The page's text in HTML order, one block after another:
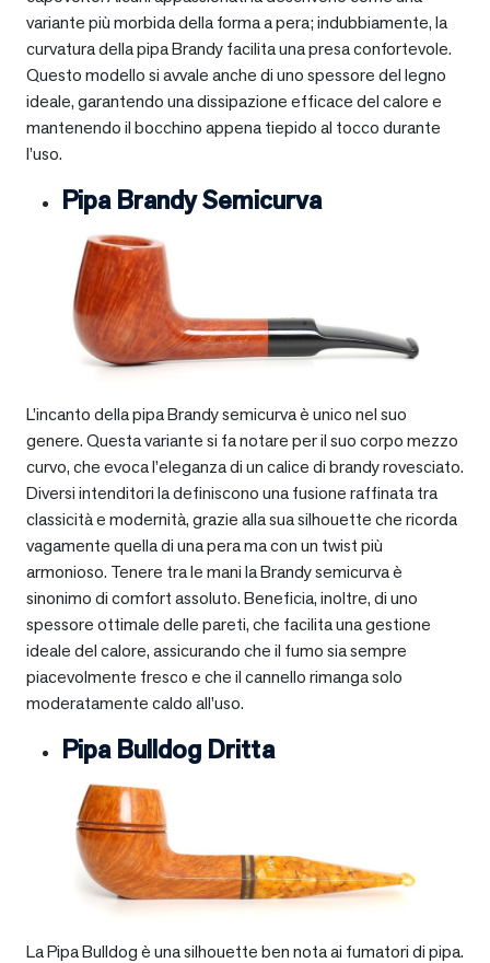
variante più morbida della forma a pera; indubbiamente, la
curvatura della pipa Brandy facilita una presa confortevole.
Questo modello si avvale anche di uno spessore del legno
ideale, garantendo una dissipazione efficace del calore e
mantenendo il bocchino appena tiepido al tocco durante
l’uso.
Pipa Brandy Semicurva
L’incanto della pipa Brandy semicurva è unico nel suo
genere. Questa variante si fa notare per il suo corpo mezzo
curvo, che evoca l’eleganza di un calice di brandy rovesciato.
Diversi intenditori la definiscono una fusione raffinata tra
classicità e modernità, grazie alla sua silhouette che ricorda
vagamente quella di una pera ma con un twist più
armonioso. Tenere tra le mani la Brandy semicurva è
sinonimo di comfort assoluto. Beneficia, inoltre, di uno
spessore ottimale delle pareti, che facilita una gestione
ideale del calore, assicurando che il fumo sia sempre
piacevolmente fresco e che il cannello rimanga solo
moderatamente caldo all’uso.
Pipa Bulldog Dritta
La Pipa Bulldog è una silhouette ben nota ai fumatori di pipa.